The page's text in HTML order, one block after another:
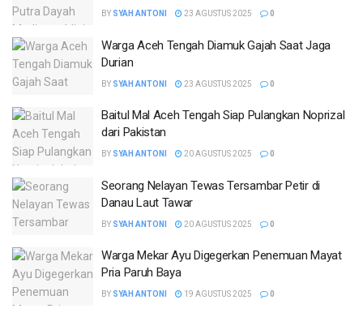
BY SYAH ANTONI 23 AGUSTUS 2025 0
Warga Aceh Tengah Diamuk Gajah Saat Jaga
Durian
BY SYAH ANTONI 23 AGUSTUS 2025 0
Baitul Mal Aceh Tengah Siap Pulangkan Noprizal
dari Pakistan
BY SYAH ANTONI 20 AGUSTUS 2025 0
Seorang Nelayan Tewas Tersambar Petir di
Danau Laut Tawar
BY SYAH ANTONI 20 AGUSTUS 2025 0
Warga Mekar Ayu Digegerkan Penemuan Mayat
Pria Paruh Baya
BY SYAH ANTONI 19 AGUSTUS 2025 0